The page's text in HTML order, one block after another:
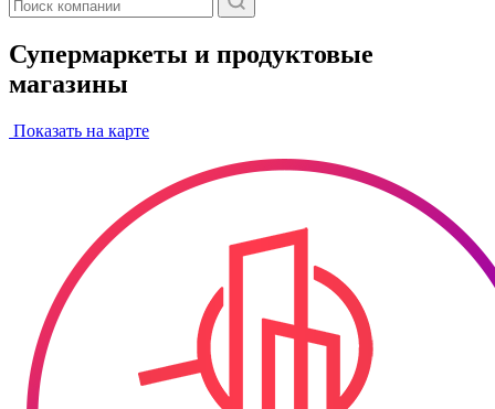
Супермаркеты и продуктовые
магазины
Показать на карте